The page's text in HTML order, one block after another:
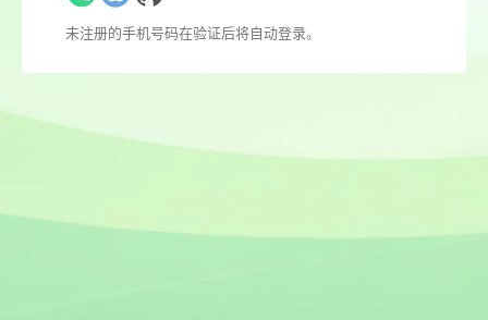
未注册的手机号码在验证后将自动登录。